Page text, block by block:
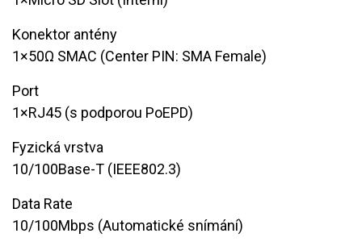
Konektor antény
​​1×50Ω SMAC (Center PIN: SMA Female)
Port
1×RJ45 (s podporou PoEPD)
Fyzická vrstva
10/100Base-T (IEEE802.3)
Data Rate
10/100Mbps (Automatické snímání)